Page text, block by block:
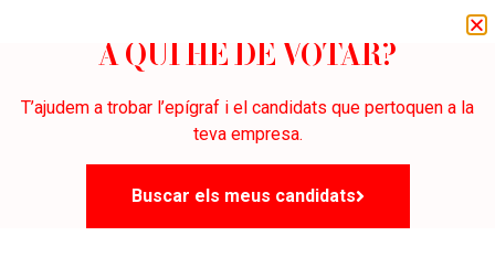
A QUI HE DE VOTAR?
T’ajudem a trobar l’epígraf i el candidats que pertoquen a la
teva empresa.
Buscar els meus candidats